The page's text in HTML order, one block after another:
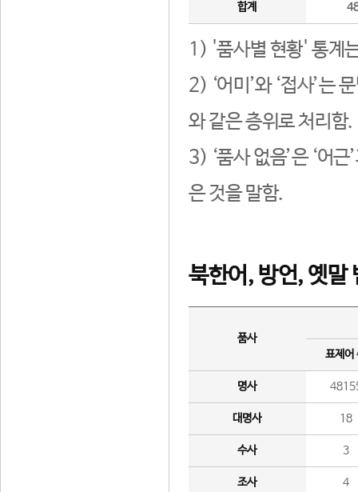
합계
1) '품사별 현황' 통계
2) ‘어미’와 ‘접사’는
와 같은 층위로 처리함.
3) ‘품사 없음’은 ‘어
은 것을 말함.
북한어, 방언, 옛말
품사
표제어
명사
대명사 18
수사 3
조사 4